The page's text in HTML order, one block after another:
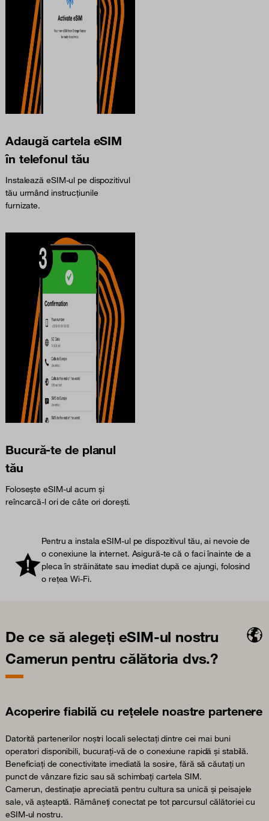
Adaugă cartela eSIM
în telefonul tău
Instalează eSIM-ul pe dispozitivul
tău urmând instrucțiunile
furnizate.
Bucură-te de planul
tău
Folosește eSIM-ul acum și
reîncarcă-l ori de câte ori dorești.
Pentru a instala eSIM-ul pe dispozitivul tău, ai nevoie de
o conexiune la internet. Asigură-te că o faci înainte de a
pleca în străinătate sau imediat după ce ajungi, folosind
o rețea Wi-Fi.
De ce să alegeți eSIM-ul nostru
Camerun pentru călătoria dvs.?
Acoperire fiabilă cu rețelele noastre partenere
Datorită partenerilor noștri locali selectați dintre cei mai buni
operatori disponibili, bucurați-vă de o conexiune rapidă și stabilă.
Beneficiați de conectivitate imediată la sosire, fără să căutați un
punct de vânzare fizic sau să schimbați cartela SIM.
Camerun, destinație apreciată pentru cultura sa unică și peisajele
sale, vă așteaptă. Rămâneți conectat pe tot parcursul călătoriei cu
eSIM-ul nostru.